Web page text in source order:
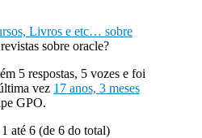
Livros e etc… sobre
sobre oracle?
5 respostas, 5 vozes e foi
vez 17 anos, 3 meses
GPO.
até 6 (de 6 do total)